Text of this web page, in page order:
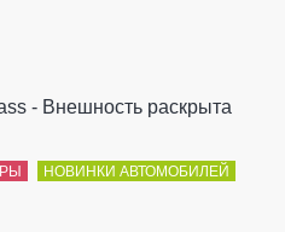
- Внешность раскрыта
НОВИНКИ АВТОМОБИЛЕЙ